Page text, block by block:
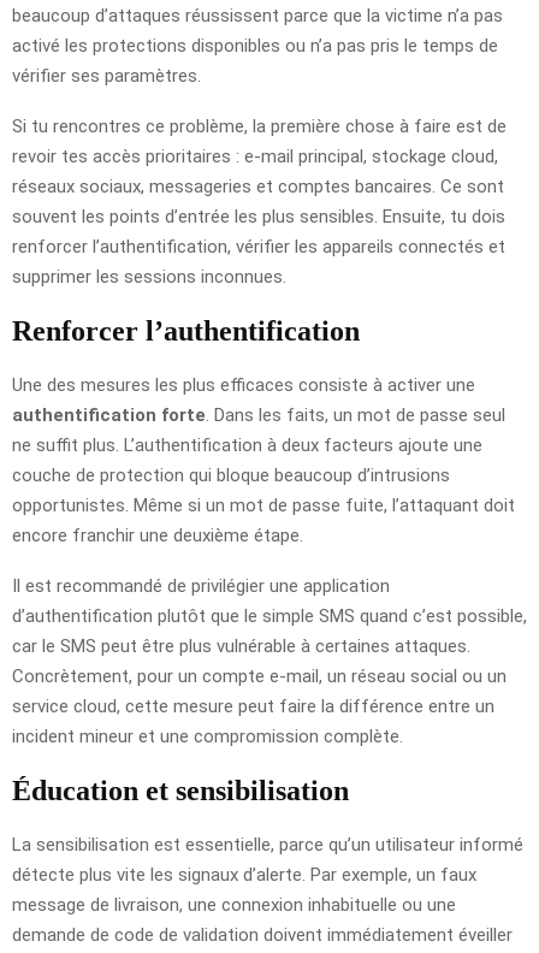
beaucoup d’attaques réussissent parce que la victime n’a pas
activé les protections disponibles ou n’a pas pris le temps de
vérifier ses paramètres.
Si tu rencontres ce problème, la première chose à faire est de
revoir tes accès prioritaires : e-mail principal, stockage cloud,
réseaux sociaux, messageries et comptes bancaires. Ce sont
souvent les points d’entrée les plus sensibles. Ensuite, tu dois
renforcer l’authentification, vérifier les appareils connectés et
supprimer les sessions inconnues.
Renforcer l’authentification
Une des mesures les plus efficaces consiste à activer une
authentification forte. Dans les faits, un mot de passe seul
ne suffit plus. L’authentification à deux facteurs ajoute une
couche de protection qui bloque beaucoup d’intrusions
opportunistes. Même si un mot de passe fuite, l’attaquant doit
encore franchir une deuxième étape.
Il est recommandé de privilégier une application
d’authentification plutôt que le simple SMS quand c’est possible,
car le SMS peut être plus vulnérable à certaines attaques.
Concrètement, pour un compte e-mail, un réseau social ou un
service cloud, cette mesure peut faire la différence entre un
incident mineur et une compromission complète.
Éducation et sensibilisation
La sensibilisation est essentielle, parce qu’un utilisateur informé
détecte plus vite les signaux d’alerte. Par exemple, un faux
message de livraison, une connexion inhabituelle ou une
demande de code de validation doivent immédiatement éveiller